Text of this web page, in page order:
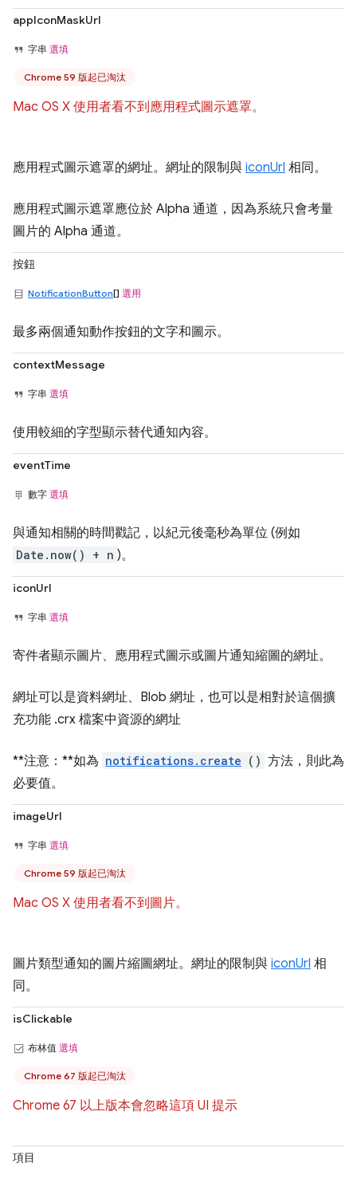
appIconMaskUrl
字串 選填
Chrome 59 版起已淘汰
Mac OS X 使用者看不到應用程式圖示遮罩。
應用程式圖示遮罩的網址。網址的限制與 iconUrl 相同。
應用程式圖示遮罩應位於 Alpha 通道，因為系統只會考量
圖片的 Alpha 通道。
按鈕
NotificationButton[] 選用
最多兩個通知動作按鈕的文字和圖示。
contextMessage
字串 選填
使用較細的字型顯示替代通知內容。
eventTime
數字 選填
與通知相關的時間戳記，以紀元後毫秒為單位 (例如
Date.now() + n )。
iconUrl
字串 選填
寄件者顯示圖片、應用程式圖示或圖片通知縮圖的網址。
網址可以是資料網址、Blob 網址，也可以是相對於這個擴
充功能 .crx 檔案中資源的網址
**注意：**如為 notifications.create () 方法，則此為
必要值。
imageUrl
字串 選填
Chrome 59 版起已淘汰
Mac OS X 使用者看不到圖片。
圖片類型通知的圖片縮圖網址。網址的限制與 iconUrl 相
同。
isClickable
布林值 選填
Chrome 67 版起已淘汰
Chrome 67 以上版本會忽略這項 UI 提示
項目